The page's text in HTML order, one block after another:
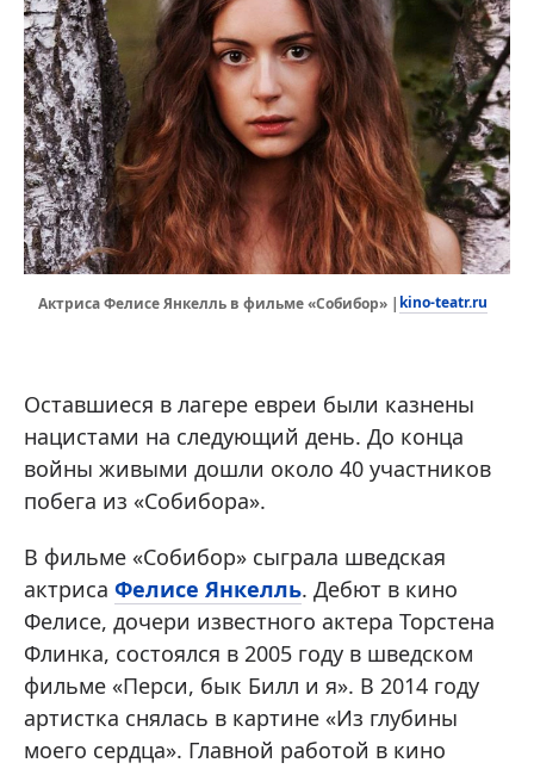
Актриса Фелисе Янкелль в фильме «Собибор» | kino-teatr.ru
Оставшиеся в лагере евреи были казнены
нацистами на следующий день. До конца
войны живыми дошли около 40 участников
побега из «Собибора».
В фильме «Собибор» сыграла шведская
актриса Фелисе Янкелль. Дебют в кино
Фелисе, дочери известного актера Торстена
Флинка, состоялся в 2005 году в шведском
фильме «Перси, бык Билл и я». В 2014 году
артистка снялась в картине «Из глубины
моего сердца». Главной работой в кино